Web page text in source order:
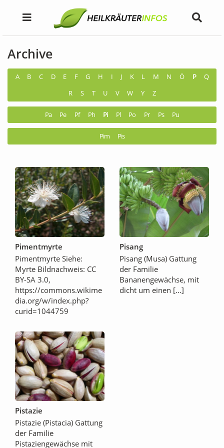
Archive
A B C D E F G H I J K L M N Ö P
Q
R
S T U V W Y Z
Pa Pe Pf Ph Pi Pl Po Pr Ps Pu
Pim Pis
Pimentmyrte
Pimentmyrte Siehe:
Myrte Bildnachweis: CC
BY-SA 3.0,
https://commons.wikime
dia.org/w/index.php?
curid=1044759
Pisang
Pisang (Musa) Gattung
der Familie
Bananengewächse, mit
dicht um einen […]
Pistazie
Pistazie (Pistacia) Gattung
der Familie
Pistaziengewächse mit